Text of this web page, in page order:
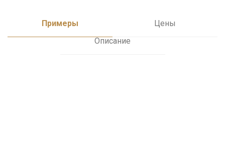
Примеры
Цены
Описание